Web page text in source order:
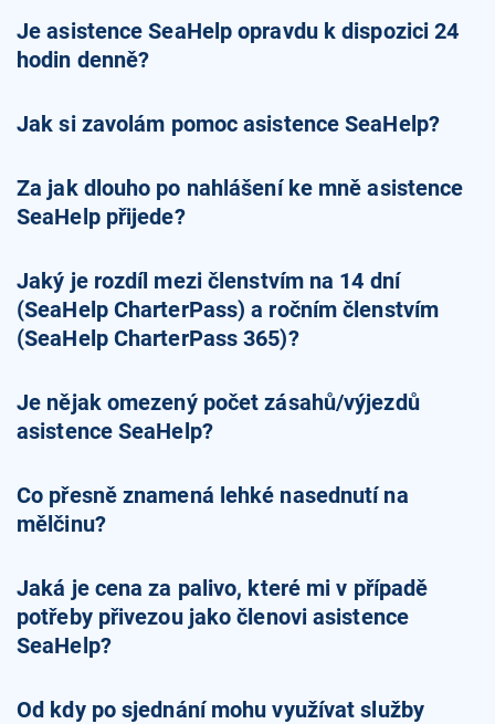
Je asistence SeaHelp opravdu k dispozici 24
hodin denně?
Jak si zavolám pomoc asistence SeaHelp?
Za jak dlouho po nahlášení ke mně asistence
SeaHelp přijede?
Jaký je rozdíl mezi členstvím na 14 dní
(SeaHelp CharterPass) a ročním členstvím
(SeaHelp CharterPass 365)?
Je nějak omezený počet zásahů/výjezdů
asistence SeaHelp?
Co přesně znamená lehké nasednutí na
mělčinu?
Jaká je cena za palivo, které mi v případě
potřeby přivezou jako členovi asistence
SeaHelp?
Od kdy po sjednání mohu využívat služby